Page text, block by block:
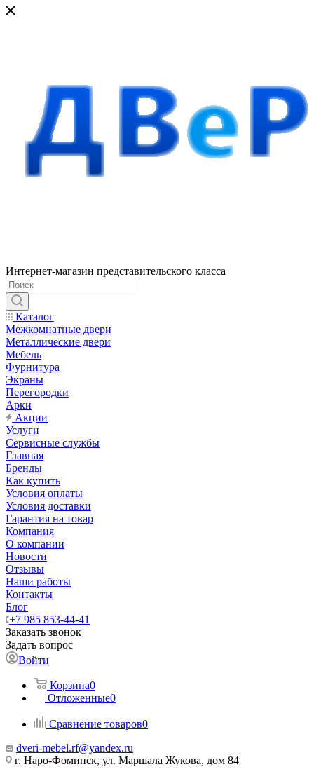
Интернет-магазин представительского класса
Каталог
Межкомнатные двери
Металлические двери
Мебель
Фурнитура
Экраны
Перегородки
Арки
Акции
Услуги
Сервисные службы
Главная
Бренды
Как купить
Условия оплаты
Условия доставки
Гарантия на товар
Компания
О компании
Новости
Отзывы
Наши работы
Контакты
Блог
+7 985 853-44-41
Заказать звонок
Задать вопрос
Войти
Корзина0
Отложенные0
Сравнение товаров0
dveri-mebel.rf@yandex.ru
г. Наро-Фоминск, ул. Маршала Жукова, дом 84